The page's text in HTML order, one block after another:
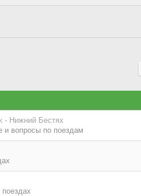
- Нижний Бестях
и вопросы по поездам